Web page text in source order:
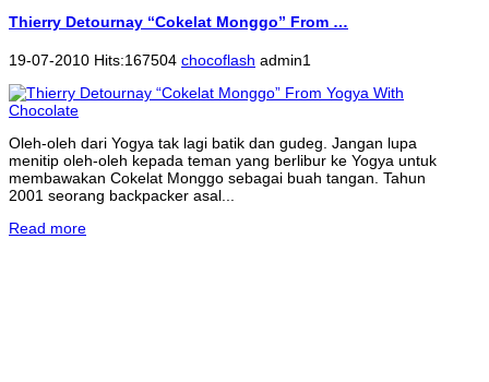
Thierry Detournay “Cokelat Monggo” From …
19-07-2010 Hits:167504 chocoflash admin1
Oleh-oleh dari Yogya tak lagi batik dan gudeg. Jangan lupa
menitip oleh-oleh kepada teman yang berlibur ke Yogya untuk
membawakan Cokelat Monggo sebagai buah tangan. Tahun
2001 seorang backpacker asal...
Read more